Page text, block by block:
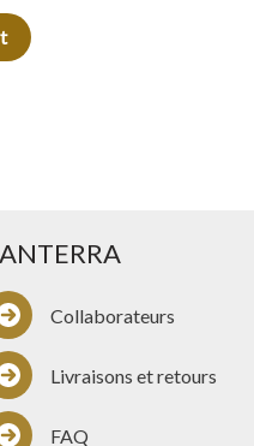
Collaborateurs
Livraisons et retours
FAQ